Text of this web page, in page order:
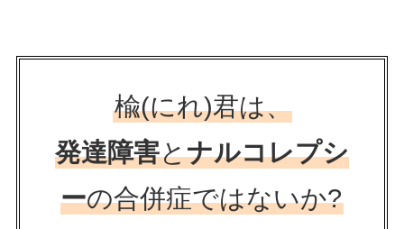
楡(にれ)君は、
発達障害とナルコレプシ
ーの合併症ではないか?